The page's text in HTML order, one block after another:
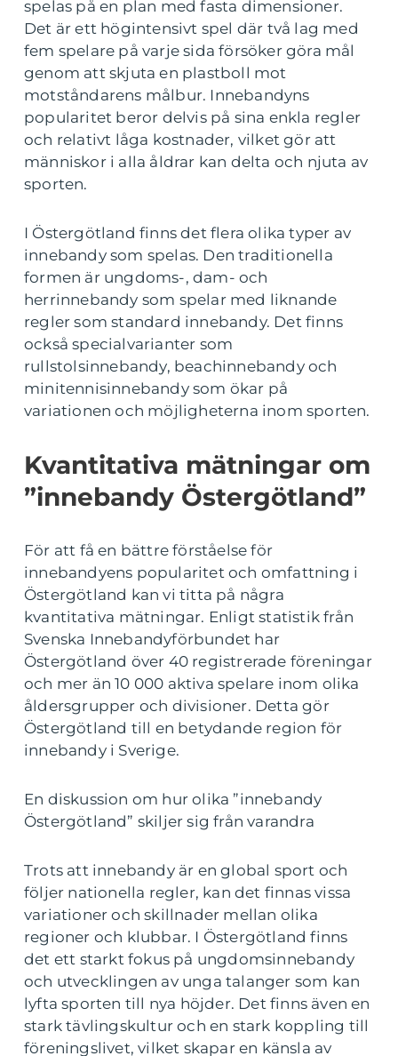
spelas på en plan med fasta dimensioner.
Det är ett högintensivt spel där två lag med
fem spelare på varje sida försöker göra mål
genom att skjuta en plastboll mot
motståndarens målbur. Innebandyns
popularitet beror delvis på sina enkla regler
och relativt låga kostnader, vilket gör att
människor i alla åldrar kan delta och njuta av
sporten.
I Östergötland finns det flera olika typer av
innebandy som spelas. Den traditionella
formen är ungdoms-, dam- och
herrinnebandy som spelar med liknande
regler som standard innebandy. Det finns
också specialvarianter som
rullstolsinnebandy, beachinnebandy och
minitennisinnebandy som ökar på
variationen och möjligheterna inom sporten.
Kvantitativa mätningar om
”innebandy Östergötland”
För att få en bättre förståelse för
innebandyens popularitet och omfattning i
Östergötland kan vi titta på några
kvantitativa mätningar. Enligt statistik från
Svenska Innebandyförbundet har
Östergötland över 40 registrerade föreningar
och mer än 10 000 aktiva spelare inom olika
åldersgrupper och divisioner. Detta gör
Östergötland till en betydande region för
innebandy i Sverige.
En diskussion om hur olika ”innebandy
Östergötland” skiljer sig från varandra
Trots att innebandy är en global sport och
följer nationella regler, kan det finnas vissa
variationer och skillnader mellan olika
regioner och klubbar. I Östergötland finns
det ett starkt fokus på ungdomsinnebandy
och utvecklingen av unga talanger som kan
lyfta sporten till nya höjder. Det finns även en
stark tävlingskultur och en stark koppling till
föreningslivet, vilket skapar en känsla av